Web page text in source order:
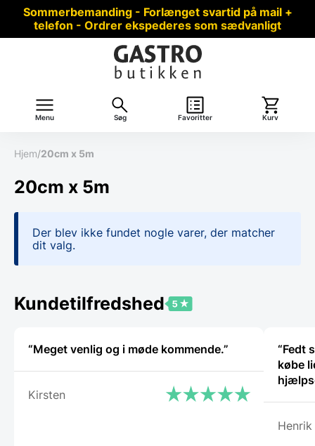
Sommerbemanding - Forlænget svartid på mail +
telefon - Ordrer ekspederes som sædvanligt
Menu Søg Favoritter Kurv
Hjem/20cm x 5m
20cm x 5m
Der blev ikke fundet nogle varer, der matcher
dit valg.
Kundetilfredshed
“Meget venlig og i møde kommende.”
Kirsten
“Fedt
købe